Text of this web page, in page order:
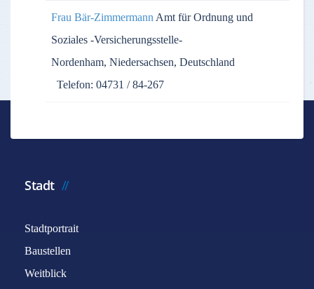
Frau Bär-Zimmermann Amt für Ordnung und
Soziales -Versicherungsstelle-
Nordenham, Niedersachsen, Deutschland
Telefon: 04731 / 84-267
Stadt
Stadtportrait
Baustellen
Weitblick